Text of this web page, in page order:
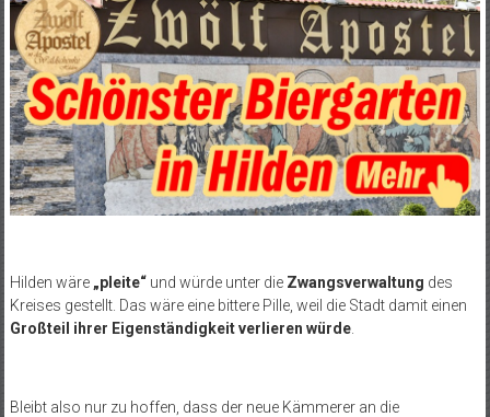
Hilden wäre „pleite“und würde unter die Zwangsverwaltung des
Kreises gestellt. Das wäre eine bittere Pille, weil die Stadt damit einen
Großteil ihrer Eigenständigkeit verlieren würde.
Bleibt also nur zu hoffen, dass der neue Kämmerer an die